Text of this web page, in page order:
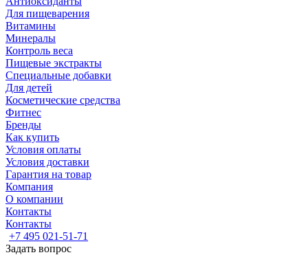
Для пищеварения
Витамины
Минералы
Контроль веса
Пищевые экстракты
Специальные добавки
Для детей
Косметические средства
Фитнес
Бренды
Как купить
Условия оплаты
Условия доставки
Гарантия на товар
Компания
О компании
Контакты
Контакты
+7 495 021-51-71
Задать вопрос